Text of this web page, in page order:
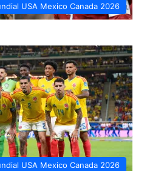
USA Mexico Canada 2026
USA Mexico Canada 2026